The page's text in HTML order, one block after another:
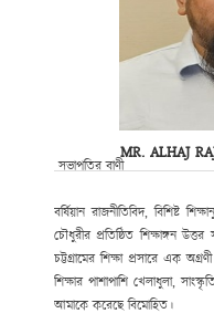
MR. ALHAJ
সভাপতির বাণী
বর্ষিয়ান রাজনীতিবিদ, বিশিষ্ট
চৌধুরীর প্রতিষ্ঠিত শিক্ষাঙ্গন
চট্টগ্রামের শিক্ষা প্রসারে এক
শিক্ষার পাশাপাশি খেলাধুলা,
আমাকে করেছে বিমোহিত।